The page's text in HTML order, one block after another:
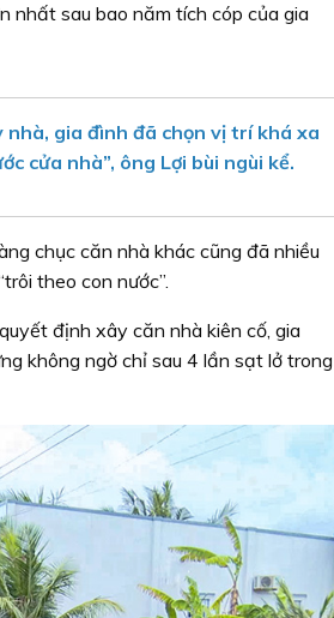
nhất sau bao năm tích cóp của gia
nhà, gia đình đã chọn vị trí khá xa
cửa nhà”, ông Lợi bùi ngùi kể.
chục căn nhà khác cũng đã nhiều
theo con nước”.
định xây căn nhà kiên cố, gia
không ngờ chỉ sau 4 lần sạt lở trong